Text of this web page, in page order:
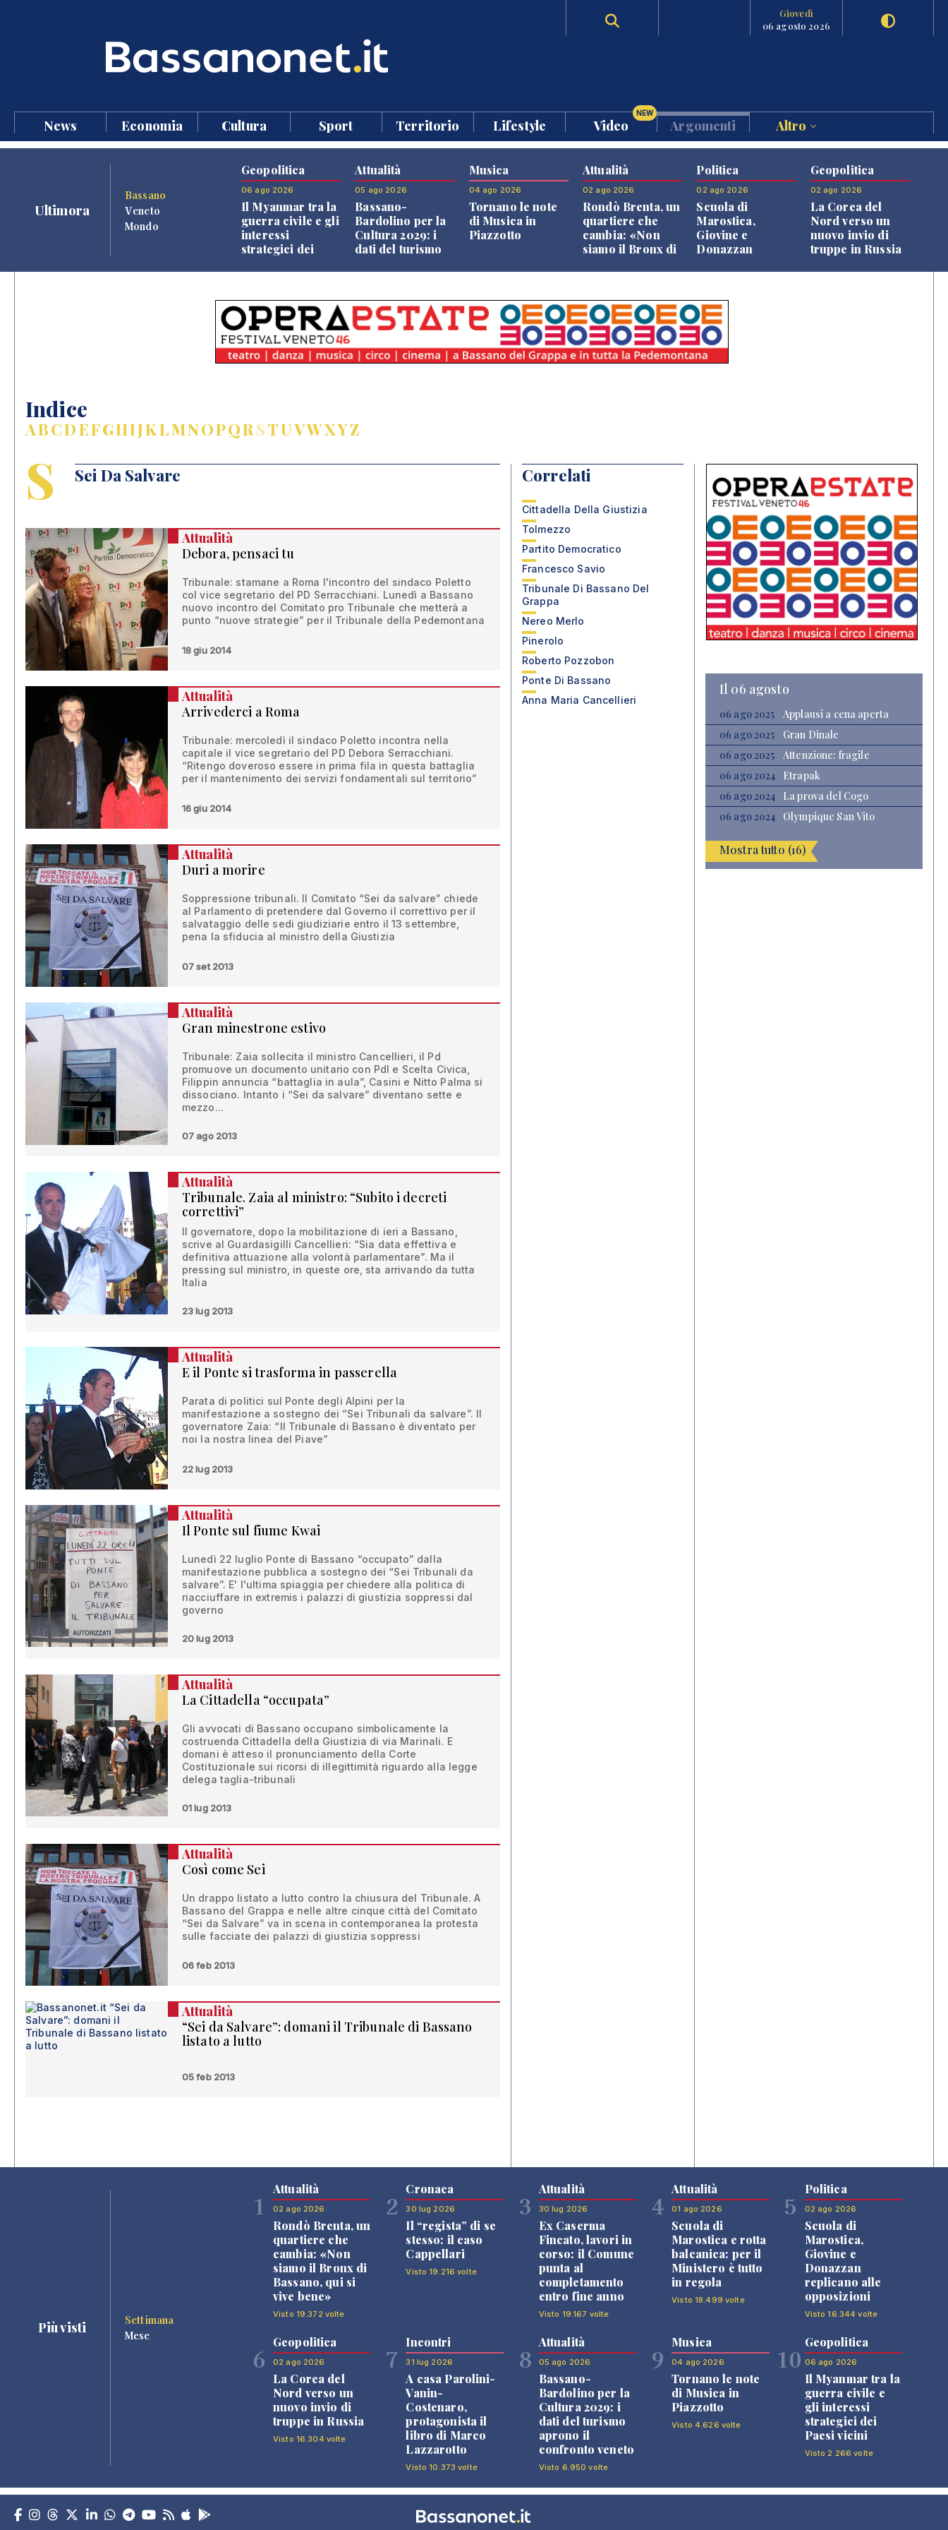
Giovedì
06 agosto 2026
News Economia Cultura Sport Territorio Lifestyle Video
NEW
Argomenti Altro
Ultimora
Bassano
Veneto
Mondo
Geopolitica
06 ago 2026
Il Myanmar tra la
guerra civile e gli
interessi
strategici dei
Attualità
05 ago 2026
Bassano-
Bardolino per la
Cultura 2029: i
dati del turismo
Musica
04 ago 2026
Tornano le note
di Musica in
Piazzotto
Attualità
02 ago 2026
Rondò Brenta, un
quartiere che
cambia: «Non
siamo il Bronx di
Politica
02 ago 2026
Scuola di
Marostica,
Giovine e
Donazzan
Geopolitica
02 ago 2026
La Corea del
Nord verso un
nuovo invio di
truppe in Russia
Indice
ABCDEFGHIJKLMNOPQRSTUVWXYZ
S Sei Da Salvare
Attualità
Debora, pensaci tu
Tribunale: stamane a Roma l'incontro del sindaco Poletto
col vice segretario del PD Serracchiani. Lunedì a Bassano
nuovo incontro del Comitato pro Tribunale che metterà a
punto “nuove strategie” per il Tribunale della Pedemontana
18 giu 2014
Attualità
Arrivederci a Roma
Tribunale: mercoledì il sindaco Poletto incontra nella
capitale il vice segretario del PD Debora Serracchiani.
“Ritengo doveroso essere in prima fila in questa battaglia
per il mantenimento dei servizi fondamentali sul territorio”
16 giu 2014
Attualità
Duri a morire
Soppressione tribunali. Il Comitato “Sei da salvare” chiede
al Parlamento di pretendere dal Governo il correttivo per il
salvataggio delle sedi giudiziarie entro il 13 settembre,
pena la sfiducia al ministro della Giustizia
07 set 2013
Attualità
Gran minestrone estivo
Tribunale: Zaia sollecita il ministro Cancellieri, il Pd
promuove un documento unitario con Pdl e Scelta Civica,
Filippin annuncia “battaglia in aula”, Casini e Nitto Palma si
dissociano. Intanto i “Sei da salvare” diventano sette e
mezzo...
07 ago 2013
Attualità
Tribunale. Zaia al ministro: “Subito i decreti
correttivi”
Il governatore, dopo la mobilitazione di ieri a Bassano,
scrive al Guardasigilli Cancellieri: “Sia data effettiva e
definitiva attuazione alla volontà parlamentare”. Ma il
pressing sul ministro, in queste ore, sta arrivando da tutta
Italia
23 lug 2013
Attualità
E il Ponte si trasforma in passerella
Parata di politici sul Ponte degli Alpini per la
manifestazione a sostegno dei “Sei Tribunali da salvare”. Il
governatore Zaia: “Il Tribunale di Bassano è diventato per
noi la nostra linea del Piave”
22 lug 2013
Attualità
Il Ponte sul fiume Kwai
Lunedì 22 luglio Ponte di Bassano “occupato” dalla
manifestazione pubblica a sostegno dei “Sei Tribunali da
salvare”. E' l'ultima spiaggia per chiedere alla politica di
riacciuffare in extremis i palazzi di giustizia soppressi dal
governo
20 lug 2013
Attualità
La Cittadella “occupata”
Gli avvocati di Bassano occupano simbolicamente la
costruenda Cittadella della Giustizia di via Marinali. E
domani è atteso il pronunciamento della Corte
Costituzionale sui ricorsi di illegittimità riguardo alla legge
delega taglia-tribunali
01 lug 2013
Attualità
Così come Sei
Un drappo listato a lutto contro la chiusura del Tribunale. A
Bassano del Grappa e nelle altre cinque città del Comitato
“Sei da Salvare” va in scena in contemporanea la protesta
sulle facciate dei palazzi di giustizia soppressi
06 feb 2013
Attualità
“Sei da Salvare”: domani il Tribunale di Bassano
listato a lutto
05 feb 2013
Correlati
Cittadella Della Giustizia
Tolmezzo
Partito Democratico
Francesco Savio
Tribunale Di Bassano Del
Grappa
Nereo Merlo
Pinerolo
Roberto Pozzobon
Ponte Di Bassano
Anna Maria Cancellieri
Il 06 agosto
06 ago 2025
Applausi a cena aperta
06 ago 2025
Gran Dinale
06 ago 2025
Attenzione: fragile
06 ago 2024
Etrapak
06 ago 2024
La prova del Cogo
06 ago 2024
Olympique San Vito
Mostra tutto (16)
Più visti
Settimana
Mese
1
Attualità
02 ago 2026
Rondò Brenta, un
quartiere che
cambia: «Non
siamo il Bronx di
Bassano, qui si
vive bene»
Visto 19.372 volte
2
Cronaca
30 lug 2026
Il “regista” di se
stesso: il caso
Cappellari
Visto 19.216 volte
3
Attualità
30 lug 2026
Ex Caserma
Fincato, lavori in
corso: il Comune
punta al
completamento
entro fine anno
Visto 19.167 volte
4
Attualità
01 ago 2026
Scuola di
Marostica e rotta
balcanica: per il
Ministero è tutto
in regola
Visto 18.499 volte
5
Politica
02 ago 2026
Scuola di
Marostica,
Giovine e
Donazzan
replicano alle
opposizioni
Visto 16.344 volte
6
Geopolitica
02 ago 2026
La Corea del
Nord verso un
nuovo invio di
truppe in Russia
Visto 16.304 volte
7
Incontri
31 lug 2026
A casa Parolini-
Vanin-
Costenaro,
protagonista il
libro di Marco
Lazzarotto
Visto 10.373 volte
8
Attualità
05 ago 2026
Bassano-
Bardolino per la
Cultura 2029: i
dati del turismo
aprono il
confronto veneto
Visto 6.950 volte
9
Musica
04 ago 2026
Tornano le note
di Musica in
Piazzotto
Visto 4.626 volte
10
Geopolitica
06 ago 2026
Il Myanmar tra la
guerra civile e
gli interessi
strategici dei
Paesi vicini
Visto 2.266 volte